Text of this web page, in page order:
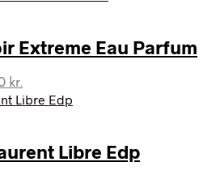
kr..995,00 kr..
Extreme Eau Parfum
kr..
kr.
aktuelle
995,00 kr..Libre Edp